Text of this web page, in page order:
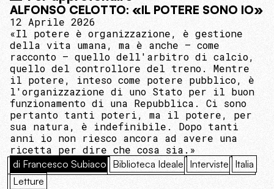
ALFONSO CELOTTO: «IL POTERE SONO IO»
12 Aprile 2026
«Il potere è organizzazione, è gestione
della vita umana, ma è anche — come
racconto — quello dell'arbitro di calcio,
quello del controllore del treno. Mentre
il potere, inteso come potere pubblico, è
l'organizzazione di uno Stato per il buon
funzionamento di una Repubblica. Ci sono
pertanto tanti poteri, ma il potere, per
sua natura, è indefinibile. Dopo tanti
anni io non riesco ancora ad avere una
ricetta per dire che cosa sia.»
di Francesco Subiaco Biblioteca Ideale Interviste Italia
Letture